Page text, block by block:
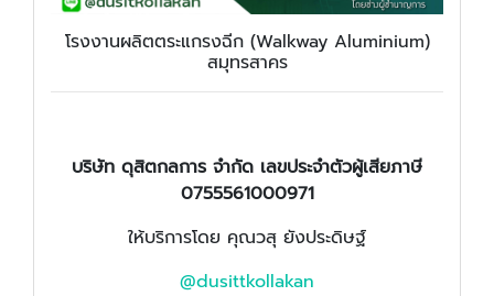
โรงงานผลิตตระแกรงฉีก (Walkway Aluminium)
สมุทรสาคร
บริษัท ดุสิตกลการ จำกัด เลขประจำตัวผู้เสียภาษี
0755561000971
ให้บริการโดย คุณวสุ ยังประดิษฐ์
@dusittkollakan